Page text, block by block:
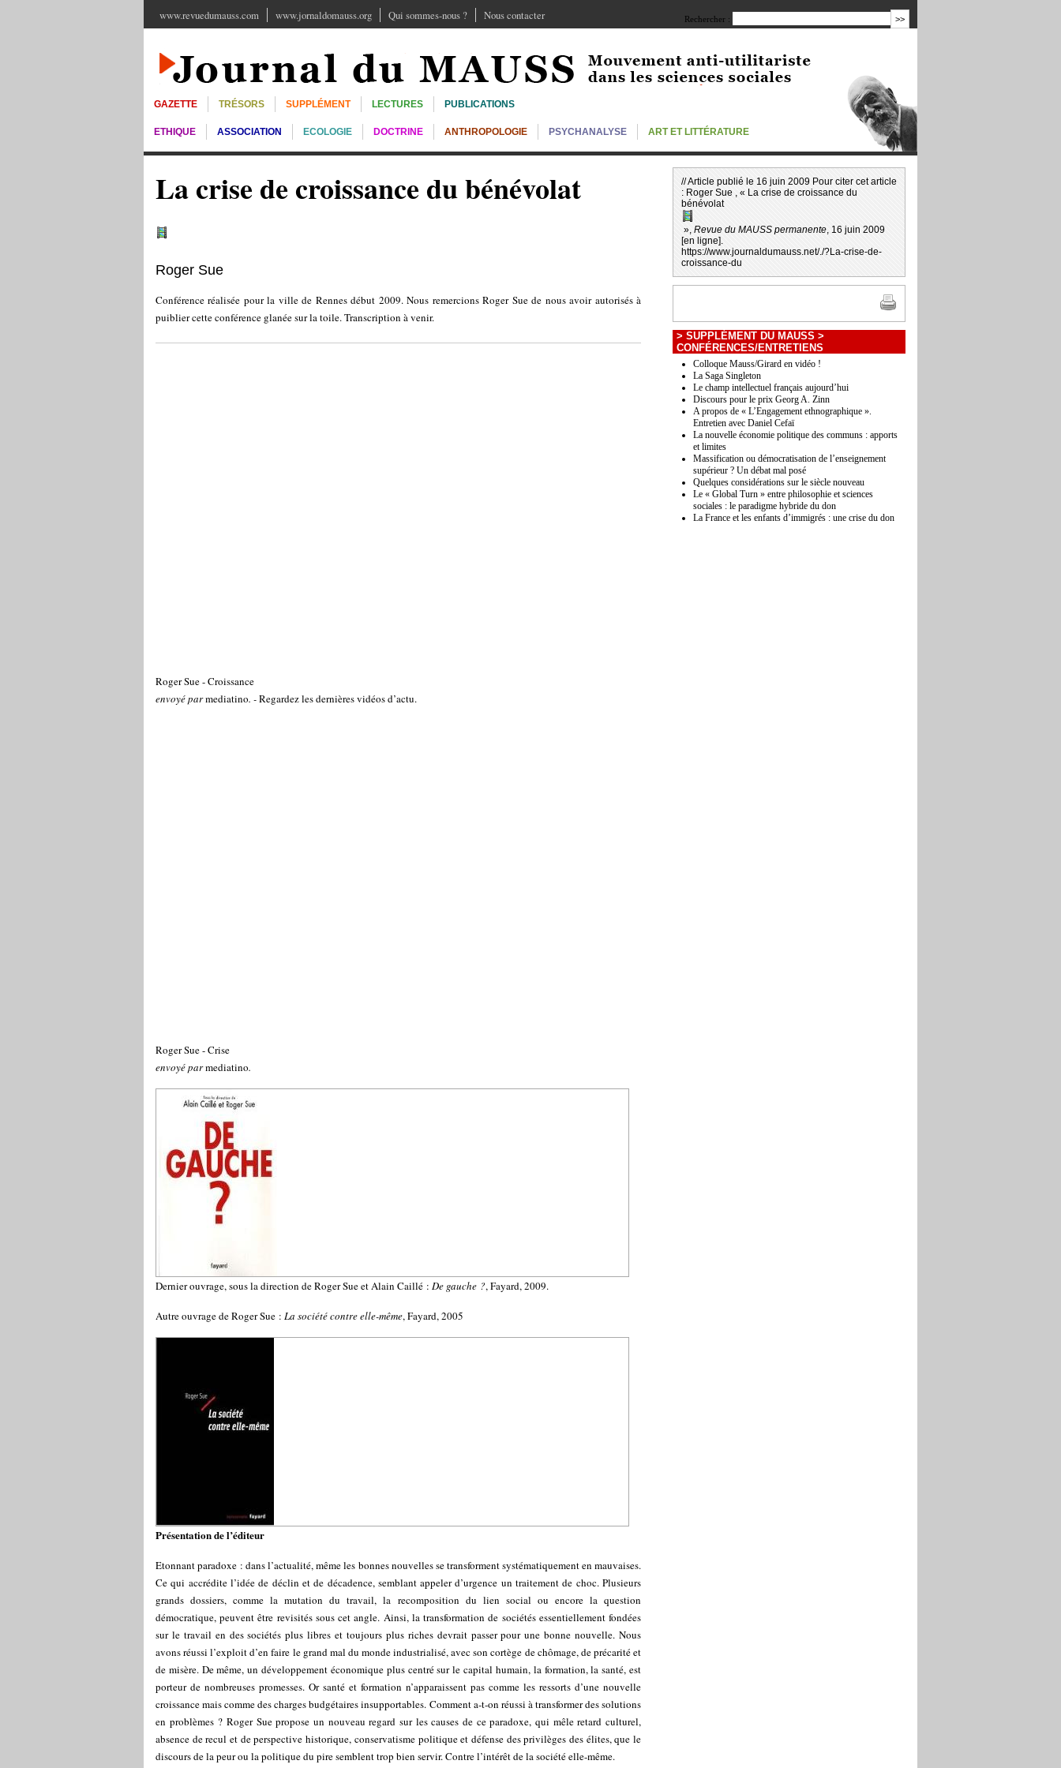
www.revuedumauss.com www.jornaldomauss.org Qui sommes-nous ? Nous contacter Rechercher :
GAZETTE TRÉSORS SUPPLÉMENT LECTURES PUBLICATIONS
ETHIQUE ASSOCIATION ECOLOGIE DOCTRINE ANTHROPOLOGIE PSYCHANALYSE ART ET LITTÉRATURE
La crise de croissance du bénévolat
Roger Sue
Conférence réalisée pour la ville de Rennes début 2009. Nous remercions Roger Sue de nous avoir autorisés à
puiblier cette conférence glanée sur la toile. Transcription à venir.
Roger Sue - Croissance
envoyé parmediatino. -Regardez les dernières vidéos d’actu.
Roger Sue - Crise
envoyé parmediatino.
Dernier ouvrage, sous la direction de Roger Sue et Alain Caillé : De gauche ?, Fayard, 2009.
Autre ouvrage de Roger Sue : La société contre elle-même, Fayard, 2005
Présentation de l’éditeur
Etonnant paradoxe : dans l’actualité, même les bonnes nouvelles se transforment systématiquement en mauvaises.
Ce qui accrédite l’idée de déclin et de décadence, semblant appeler d’urgence un traitement de choc. Plusieurs
grands dossiers, comme la mutation du travail, la recomposition du lien social ou encore la question
démocratique, peuvent être revisités sous cet angle. Ainsi, la transformation de sociétés essentiellement fondées
sur le travail en des sociétés plus libres et toujours plus riches devrait passer pour une bonne nouvelle. Nous
avons réussi l’exploit d’en faire le grand mal du monde industrialisé, avec son cortège de chômage, de précarité et
de misère. De même, un développement économique plus centré sur le capital humain, la formation, la santé, est
porteur de nombreuses promesses. Or santé et formation n’apparaissent pas comme les ressorts d’une nouvelle
croissance mais comme des charges budgétaires insupportables. Comment a-t-on réussi à transformer des solutions
en problèmes ? Roger Sue propose un nouveau regard sur les causes de ce paradoxe, qui mêle retard culturel,
absence de recul et de perspective historique, conservatisme politique et défense des privilèges des élites, que le
discours de la peur ou la politique du pire semblent trop bien servir. Contre l’intérêt de la société elle-même.
// Article publié le 16 juin 2009 Pour citer cet article
: Roger Sue , « La crise de croissance du
bénévolat
», Revue du MAUSS permanente, 16 juin 2009
[en ligne].
https://www.journaldumauss.net/./?La-crise-de-
croissance-du
> SUPPLÉMENT DU MAUSS >
CONFÉRENCES/ENTRETIENS
Colloque Mauss/Girard en vidéo !
La Saga Singleton
Le champ intellectuel français aujourd’hui
Discours pour le prix Georg A. Zinn
A propos de « L’Engagement ethnographique ».
Entretien avec Daniel Cefaï
La nouvelle économie politique des communs : apports
et limites
Massification ou démocratisation de l’enseignement
supérieur ? Un débat mal posé
Quelques considérations sur le siècle nouveau
Le « Global Turn » entre philosophie et sciences
sociales : le paradigme hybride du don
La France et les enfants d’immigrés : une crise du don